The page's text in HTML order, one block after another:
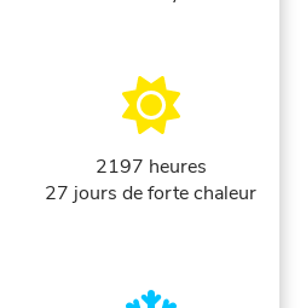
2197 heures
27 jours de forte chaleur